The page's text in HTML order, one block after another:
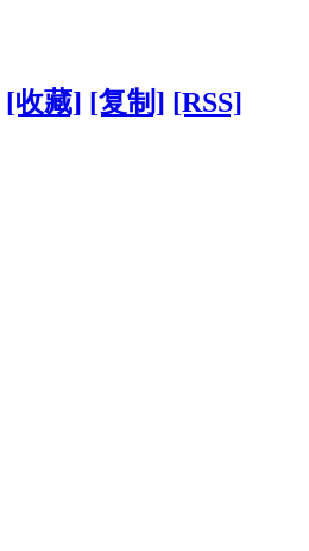
[收藏] [复制] [RSS]